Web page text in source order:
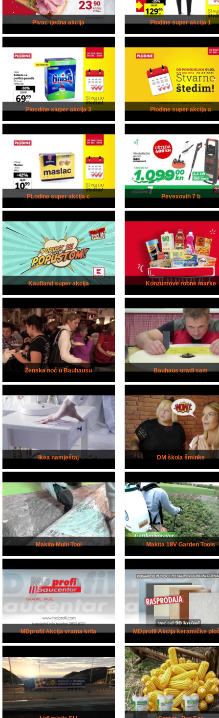
Pivac tjedna akcija Plodine super akcija 1
Plocdine siuper akcija 3 Plodine super akcija a
PLodine super akcija c Pevexovih 7 b
Kaufland super akcija Konzumove robne marke
Ženska noć u Bauhausu Bauhaus uradi sam
Ikea namještaj DM škola šminke
Makita Multi Tool Makita 18V Garden Tools
MDprofil Akcija vratna krila MDprofil Akcija keramičke